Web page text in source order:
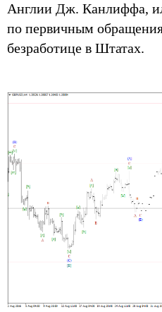
Англии Дж. Канлиффа,
по первичным
безработице в Штатах.